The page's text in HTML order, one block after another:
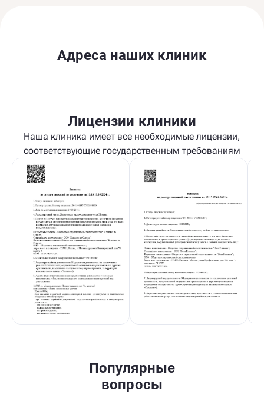
Адреса наших клиник
Лицензии клиники
Наша клиника имеет все необходимые лицензии,
соответствующие государственным требованиям
Популярные
вопросы